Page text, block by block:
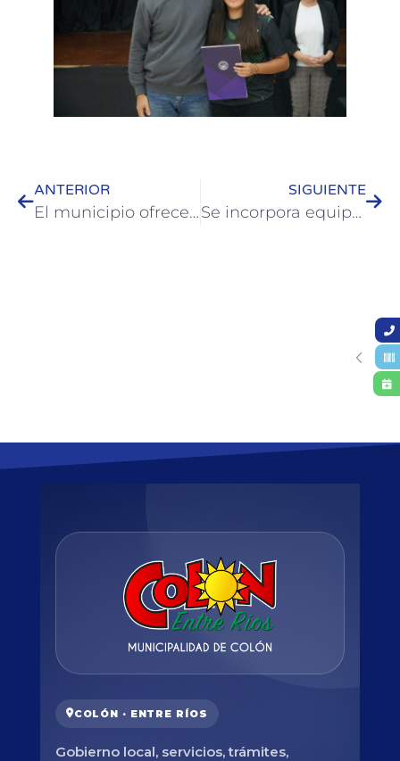
ANTERIOR
El municipio ofrece talleres de Orientación Laboral
SIGUIENTE
Se incorpora equipamiento y más personal al centro de videovigilancia de Colón
COLÓN · ENTRE RÍOS
Gobierno local, servicios, trámites,